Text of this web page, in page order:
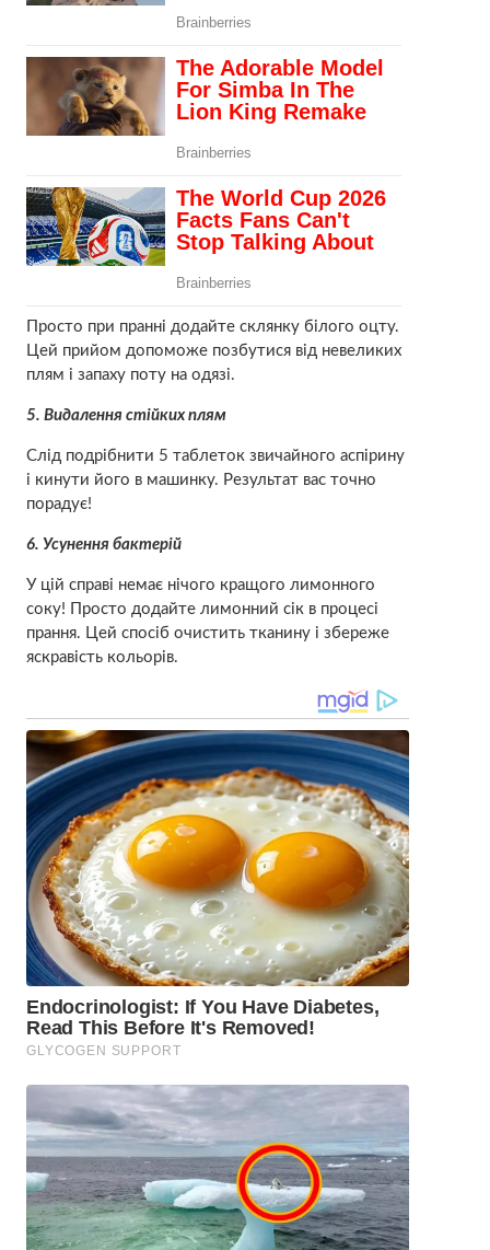
Просто при пранні додайте склянку білого оцту.
Цей прийом допоможе позбутися від невеликих
плям і запаху поту на одязі.
5. Видалення стійких плям
Слід подрібнити 5 таблеток звичайного аспірину
і кинути його в машинку. Результат вас точно
порадує!
6. Усунення бактерій
У цій справі немає нічого кращого лимонного
соку! Просто додайте лимонний сік в процесі
прання. Цей спосіб очистить тканину і збереже
яскравість кольорів.